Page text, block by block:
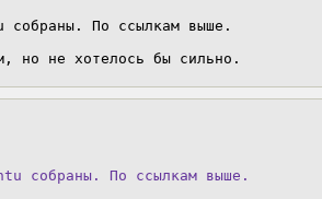
собраны. По ссылкам выше.
но не хотелось бы сильно.
собраны. По ссылкам выше.